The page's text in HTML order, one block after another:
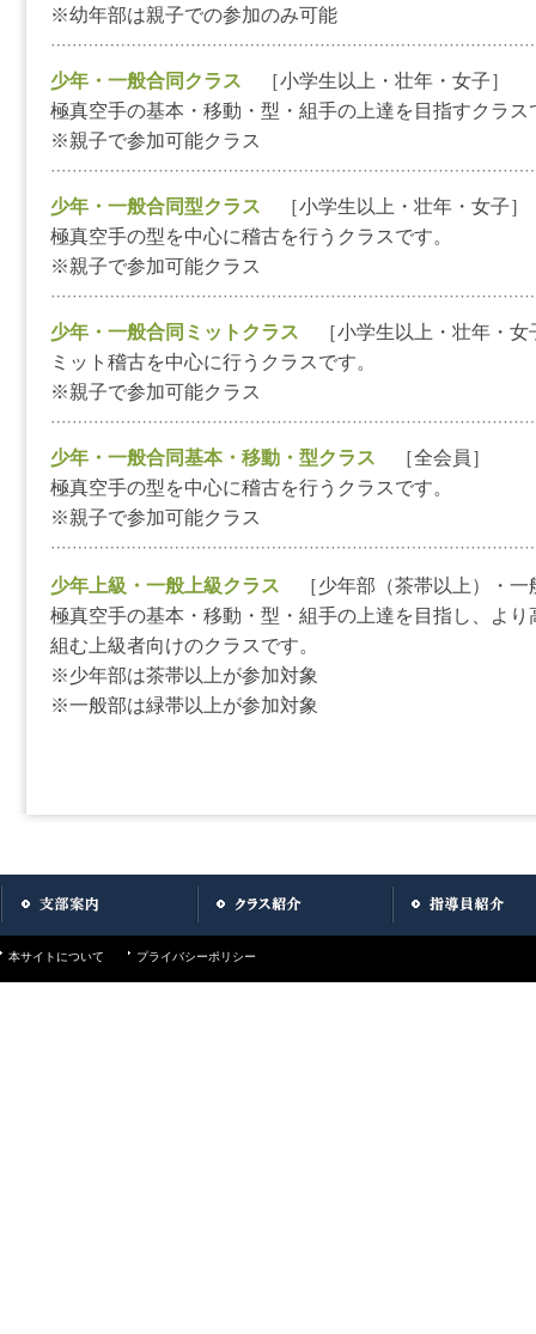
※幼年部は親子での参加のみ可能
少年・一般合同クラス
［小学生以上・壮年・女子］
極真空手の基本・移動・型・組手の上達を目指すクラス
※親子で参加可能クラス
少年・一般合同型クラス
［小学生以上・壮年・女子］
極真空手の型を中心に稽古を行うクラスです。
※親子で参加可能クラス
少年・一般合同ミットクラス
［小学生以上・壮年・女
ミット稽古を中心に行うクラスです。
※親子で参加可能クラス
少年・一般合同基本・移動・型クラス
［全会員］
極真空手の型を中心に稽古を行うクラスです。
※親子で参加可能クラス
少年上級・一般上級クラス
［少年部（茶帯以上）・
極真空手の基本・移動・型・組手の上達を目指し、よ
組む上級者向けのクラスです。
※少年部は茶帯以上が参加対象
※一般部は緑帯以上が参加対象
本サイトについて プライバシーポリシー